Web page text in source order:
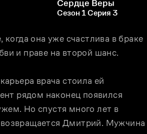
Сердце Веры
Сезон 1 Серия 3
она уже счастлива в браке
и праве на второй шанс.
врача стоила ей
рядом наконец появился
Но спустя много лет в
Дмитрий. Мужчина